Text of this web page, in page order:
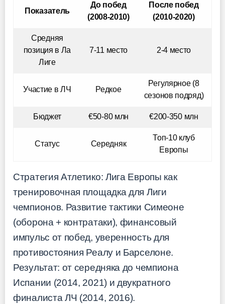
Показатель
До побед
(2008-2010)
После побед
(2010-2020)
Средняя
позиция в Ла
Лиге
7-11 место 2-4 место
Участие в ЛЧ Редкое
Регулярное (8
сезонов подряд)
Бюджет €50-80 млн €200-350 млн
Статус Середняк
Топ-10 клуб
Европы
Стратегия Атлетико: Лига Европы как
тренировочная площадка для Лиги
чемпионов. Развитие тактики Симеоне
(оборона + контратаки), финансовый
импульс от побед, уверенность для
противостояния Реалу и Барселоне.
Результат: от середняка до чемпиона
Испании (2014, 2021) и двукратного
финалиста ЛЧ (2014, 2016).